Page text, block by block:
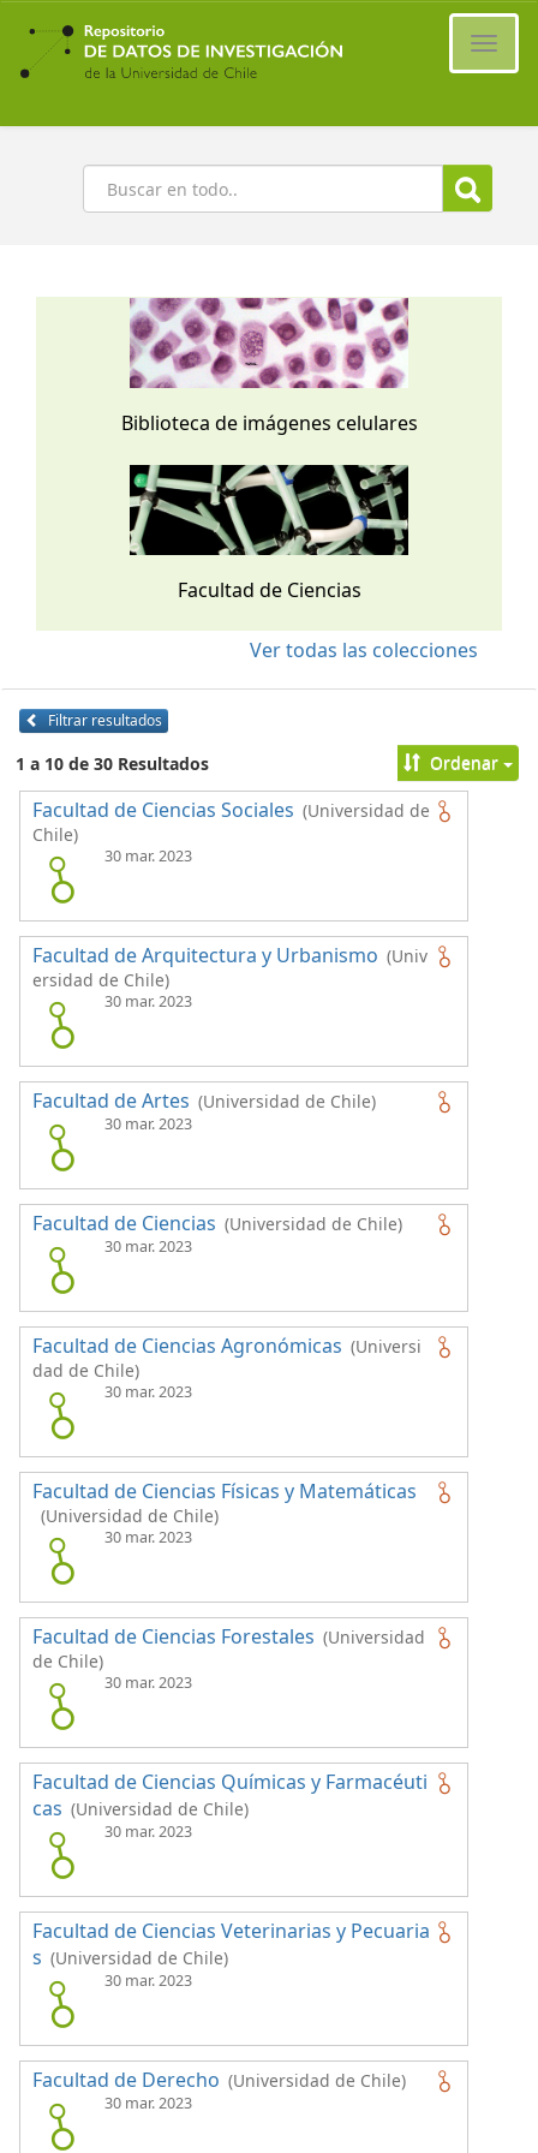
Ir
contenido
principal
Buscar
Biblioteca de imágenes celulares
Facultad de Ciencias
Ver todas las colecciones
Filtrar resultados
1 a 10 de 30 Resultados Ordenar
Facultad de Ciencias Sociales (Universidad de
Chile)
30 mar. 2023
Facultad de Arquitectura y Urbanismo (Univ
ersidad de Chile)
30 mar. 2023
Facultad de Artes (Universidad de Chile)
30 mar. 2023
Facultad de Ciencias (Universidad de Chile)
30 mar. 2023
Facultad de Ciencias Agronómicas (Universi
dad de Chile)
30 mar. 2023
Facultad de Ciencias Físicas y Matemáticas
(Universidad de Chile)
30 mar. 2023
Facultad de Ciencias Forestales (Universidad
de Chile)
30 mar. 2023
Facultad de Ciencias Químicas y Farmacéuti
cas (Universidad de Chile)
30 mar. 2023
Facultad de Ciencias Veterinarias y Pecuaria
s (Universidad de Chile)
30 mar. 2023
Facultad de Derecho (Universidad de Chile)
30 mar. 2023